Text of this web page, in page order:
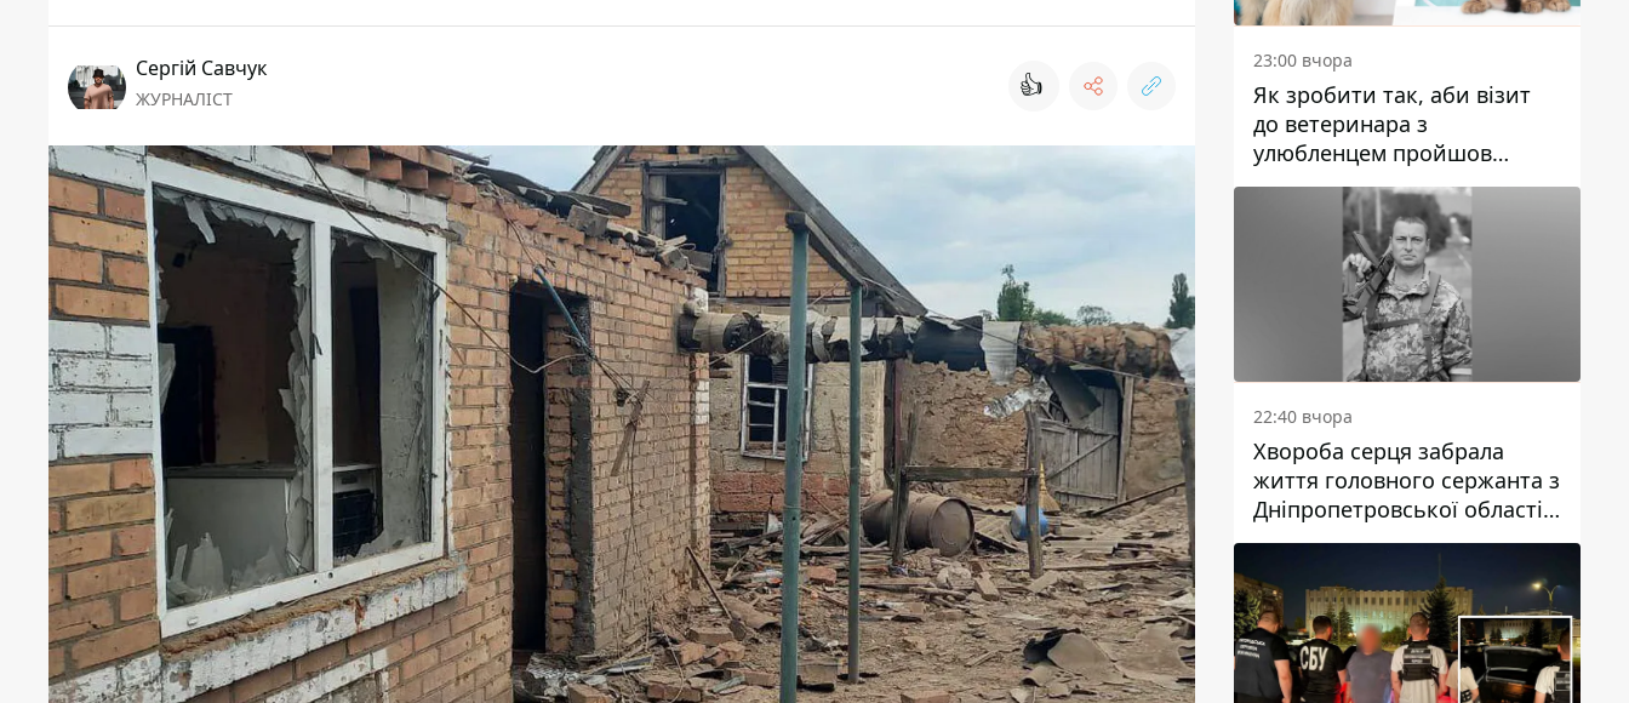
Сергій Савчук
ЖУРНАЛІСТ 👍
23:00 вчора
Як зробити так, аби візит
до ветеринара з
улюбленцем пройшов
спокійно: прості поради
22:40 вчора
Хвороба серця забрала
життя головного сержанта з
Дніпропетровської області
Юрія Свистуна